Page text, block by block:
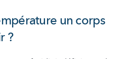
un corps
?